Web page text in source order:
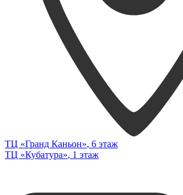
ТЦ «Гранд Каньон», 6 этаж
ТЦ «Кубатура», 1 этаж